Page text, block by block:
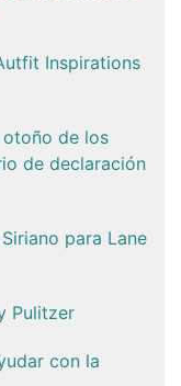
Inspirations
otoño de los
de declaración
para Lane
Pulitzer
con la